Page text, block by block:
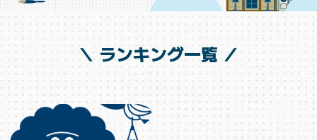
＼ ランキング一覧 ／